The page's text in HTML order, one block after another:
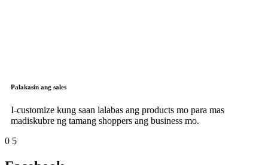
Palakasin ang sales
I-customize kung saan lalabas ang products mo para mas
madiskubre ng tamang shoppers ang business mo.
0 5